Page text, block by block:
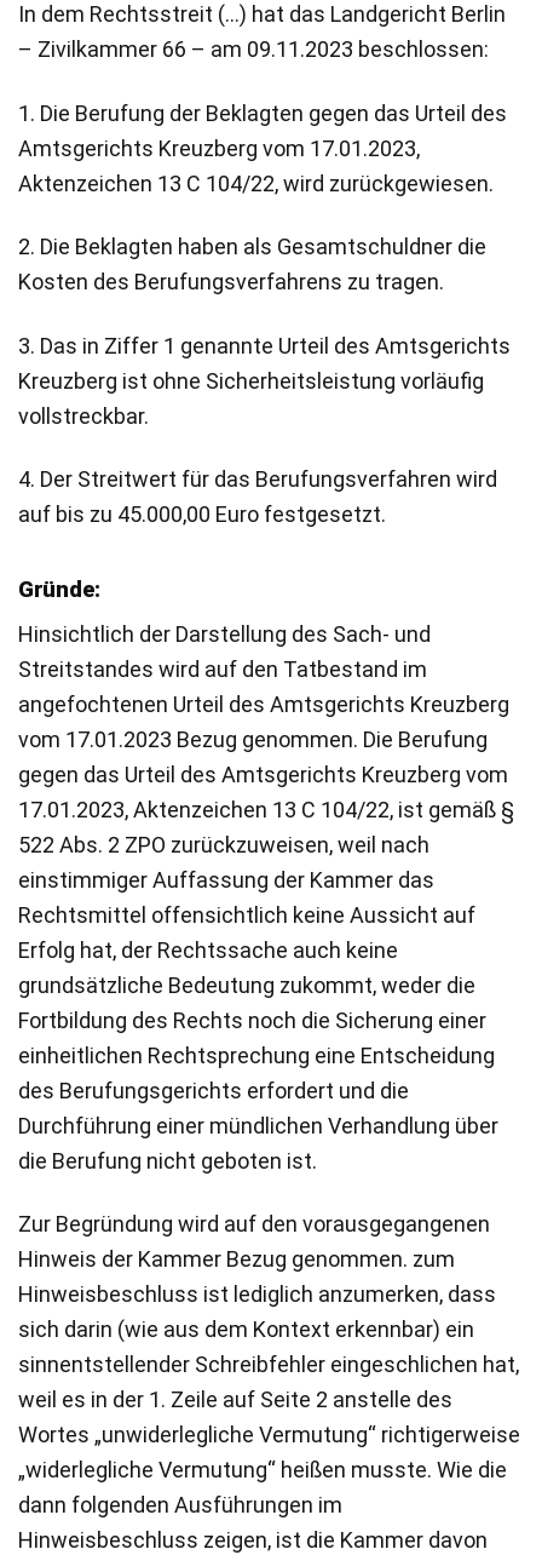
In dem Rechtsstreit (…) hat das Landgericht Berlin
– Zivilkammer 66 – am 09.11.2023 beschlossen:
1. Die Berufung der Beklagten gegen das Urteil des
Amtsgerichts Kreuzberg vom 17.01.2023,
Aktenzeichen 13 C 104/22, wird zurückgewiesen.
2. Die Beklagten haben als Gesamtschuldner die
Kosten des Berufungsverfahrens zu tragen.
3. Das in Ziffer 1 genannte Urteil des Amtsgerichts
Kreuzberg ist ohne Sicherheitsleistung vorläufig
vollstreckbar.
4. Der Streitwert für das Berufungsverfahren wird
auf bis zu 45.000,00 Euro festgesetzt.
Gründe:
Hinsichtlich der Darstellung des Sach- und
Streitstandes wird auf den Tatbestand im
angefochtenen Urteil des Amtsgerichts Kreuzberg
vom 17.01.2023 Bezug genommen. Die Berufung
gegen das Urteil des Amtsgerichts Kreuzberg vom
17.01.2023, Aktenzeichen 13 C 104/22, ist gemäß §
522 Abs. 2 ZPO zurückzuweisen, weil nach
einstimmiger Auffassung der Kammer das
Rechtsmittel offensichtlich keine Aussicht auf
Erfolg hat, der Rechtssache auch keine
grundsätzliche Bedeutung zukommt, weder die
Fortbildung des Rechts noch die Sicherung einer
einheitlichen Rechtsprechung eine Entscheidung
des Berufungsgerichts erfordert und die
Durchführung einer mündlichen Verhandlung über
die Berufung nicht geboten ist.
Zur Begründung wird auf den vorausgegangenen
Hinweis der Kammer Bezug genommen. zum
Hinweisbeschluss ist lediglich anzumerken, dass
sich darin (wie aus dem Kontext erkennbar) ein
sinnentstellender Schreibfehler eingeschlichen hat,
weil es in der 1. Zeile auf Seite 2 anstelle des
Wortes „unwiderlegliche Vermutung“ richtigerweise
„widerlegliche Vermutung“ heißen musste. Wie die
dann folgenden Ausführungen im
Hinweisbeschluss zeigen, ist die Kammer davon